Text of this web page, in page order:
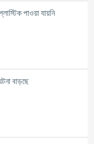
পাওয়া যায়নি
বাড়ছে